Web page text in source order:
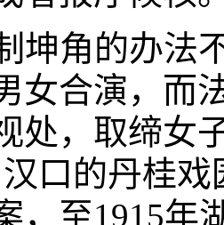
坤角的办法
女合演，而
处，取缔女
口的丹桂
，至1915年